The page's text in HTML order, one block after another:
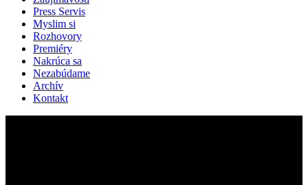
Press Servis
Myslim si
Rozhovory
Premiéry
Nakrúca sa
Nezabúdame
Archív
Kontakt